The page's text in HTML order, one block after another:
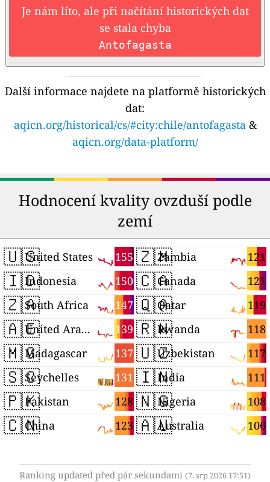
Je nám líto, ale při načítání historických dat
se stala chyba
Antofagasta
Další informace najdete na platformě historických
dat:
aqicn.org/historical/cs/#city:chile/antofagasta&
aqicn.org/data-platform/
Hodnocení kvality ovzduší podle
zemí
🇺🇸 155
United States
🇮🇩 150
Indonesia
🇿🇦 147
South Africa
🇦🇪 139
United Arab Emirates
🇲🇬 137
Madagascar
🇸🇨 131
Seychelles
🇵🇰 128
Pakistan
🇨🇳 123
China
🇿🇲 121
Zambia
🇨🇦 121
Canada
🇶🇦 119
Qatar
🇷🇼 118
Rwanda
🇺🇿 117
Uzbekistan
🇮🇳 111
India
🇳🇬 108
Nigeria
🇦🇺 106
Australia
Ranking updated před pár sekundami (7. srp 2026 17:51)